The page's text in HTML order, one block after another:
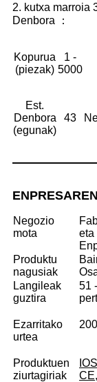
2. kutxa marroia
Denbora ：
Kopurua
(piezak)
1 -
5000
Est.
Denbora
(egunak)
43
Negozio
mota
eta
Produktu
nagusiak
Langileak
guztira
51
Ezarritako
urtea
Produktuen
ziurtagiriak